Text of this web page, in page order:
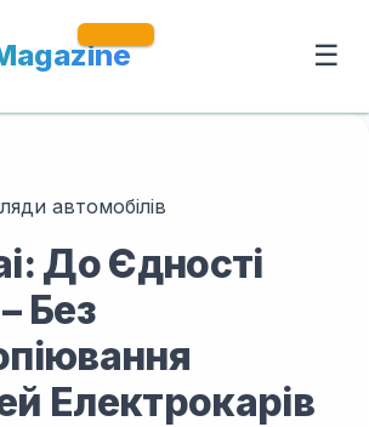
☰
автомобілів
До Єдності
Без
Електрокарів